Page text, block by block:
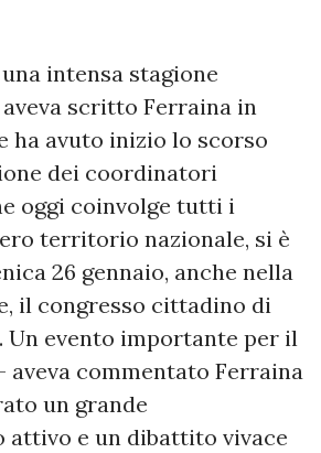
intensa stagione
scritto Ferraina in
ha avuto inizio lo scorso
dei coordinatori
oggi coinvolge tutti i
territorio nazionale, si è
26 gennaio, anche nella
il congresso cittadino di
Un evento importante per il
commentato Ferraina
un grande
attivo e un dibattito vivace